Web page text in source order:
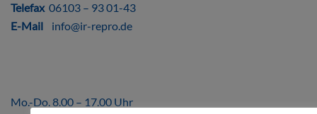
Telefax06103 – 93 01-43
E-Mail
info@ir-repro.de
Mo.-Do. 8.00 – 17.00 Uhr